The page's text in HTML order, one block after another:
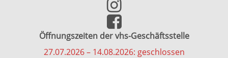
Öffnungszeiten der vhs-Geschäftsstelle
27.07.2026 – 14.08.2026: geschlossen